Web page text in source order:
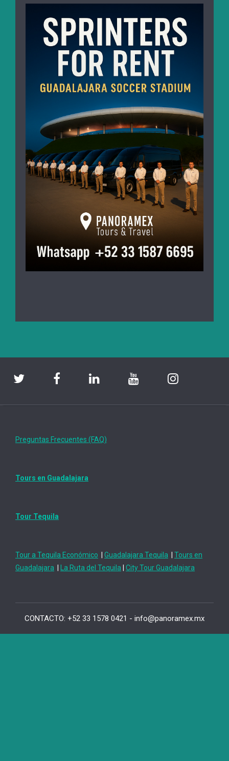
Preguntas Frecuentes (FAQ)
Tours en Guadalajara
Tour Tequila
Tour a Tequila Económico Guadalajara Tequila
Tours en
Guadalajara
La Ruta del Tequila City Tour Guadalajara
CONTACTO: +52 33 1578 0421 - info@panoramex.mx